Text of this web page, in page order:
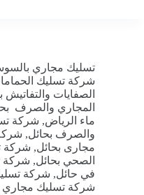
تسليك مجاري
شركة تسليك
الصفايات والتفاتيش
المجاري والصرف
ماء الرياض, شركة
والصرف بحائل,
مجارى بحائل, شركة
الصحي بحائل, شركة
في حائل, شركة
شركة تسليك مجاري